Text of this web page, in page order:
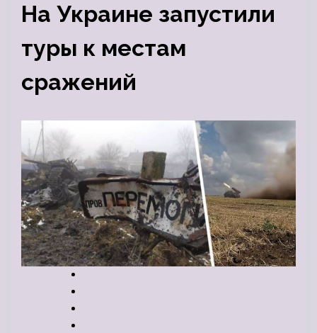
На Украине запустили
туры к местам
сражений